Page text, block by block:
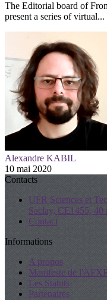
The Editorial board of
present a series of virtual...
Alexandre KABIL
10 mai 2020
Contacts
UFR Sciences et
Saclay, CE1455,
Contact
Informations
A propos
Manifeste de
Les Statuts
Partenaires